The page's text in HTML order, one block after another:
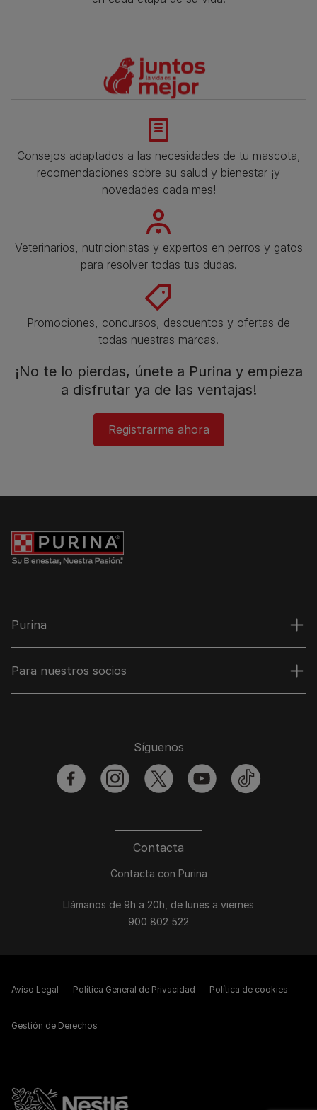
Consejos adaptados a las necesidades de tu mascota,
recomendaciones sobre su salud y bienestar ¡y
novedades cada mes!
Veterinarios, nutricionistas y expertos en perros y gatos
para resolver todas tus dudas.​
Promociones, concursos, descuentos y ofertas de
todas nuestras marcas.​
¡No te lo pierdas, únete a Purina y empieza
a disfrutar ya de las ventajas!​
Registrarme ahora​
Purina
Para nuestros socios
Contacta
Contacta con Purina
Llámanos de 9h a 20h, de lunes a viernes
900 802 522
Síguenos
facebookinstagramtwitter youtubetiktok
Aviso Legal Política General de Privacidad Política de cookies
Gestión de Derechos